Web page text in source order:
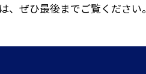
ぜひ最後までご覧ください。